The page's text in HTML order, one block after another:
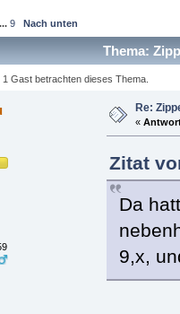
...9 Nach unten
Thema:
1 Gast betrachten dieses Thema.
Re:
«
Zitat
Da
9,x,